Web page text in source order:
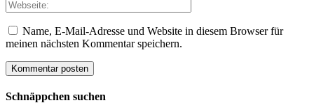
Name, E-Mail-Adresse und Website in diesem Browser für
meinen nächsten Kommentar speichern.
Schnäppchen suchen